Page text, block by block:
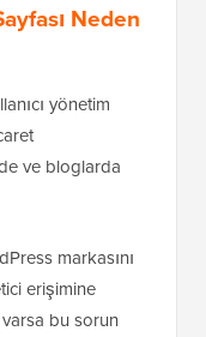
Neden
yönetim
ve bloglarda
markasını
erişimine
bu sorun